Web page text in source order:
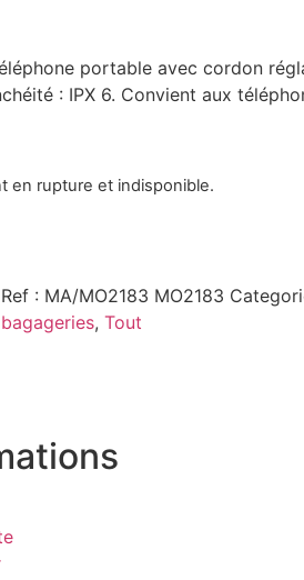
portable avec cordon
: IPX 6. Convient aux
en rupture et indisponible.
Ref : MA/MO2183 MO2183
bagageries, Tout